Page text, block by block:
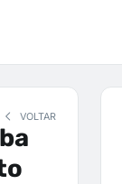
VOLTAR